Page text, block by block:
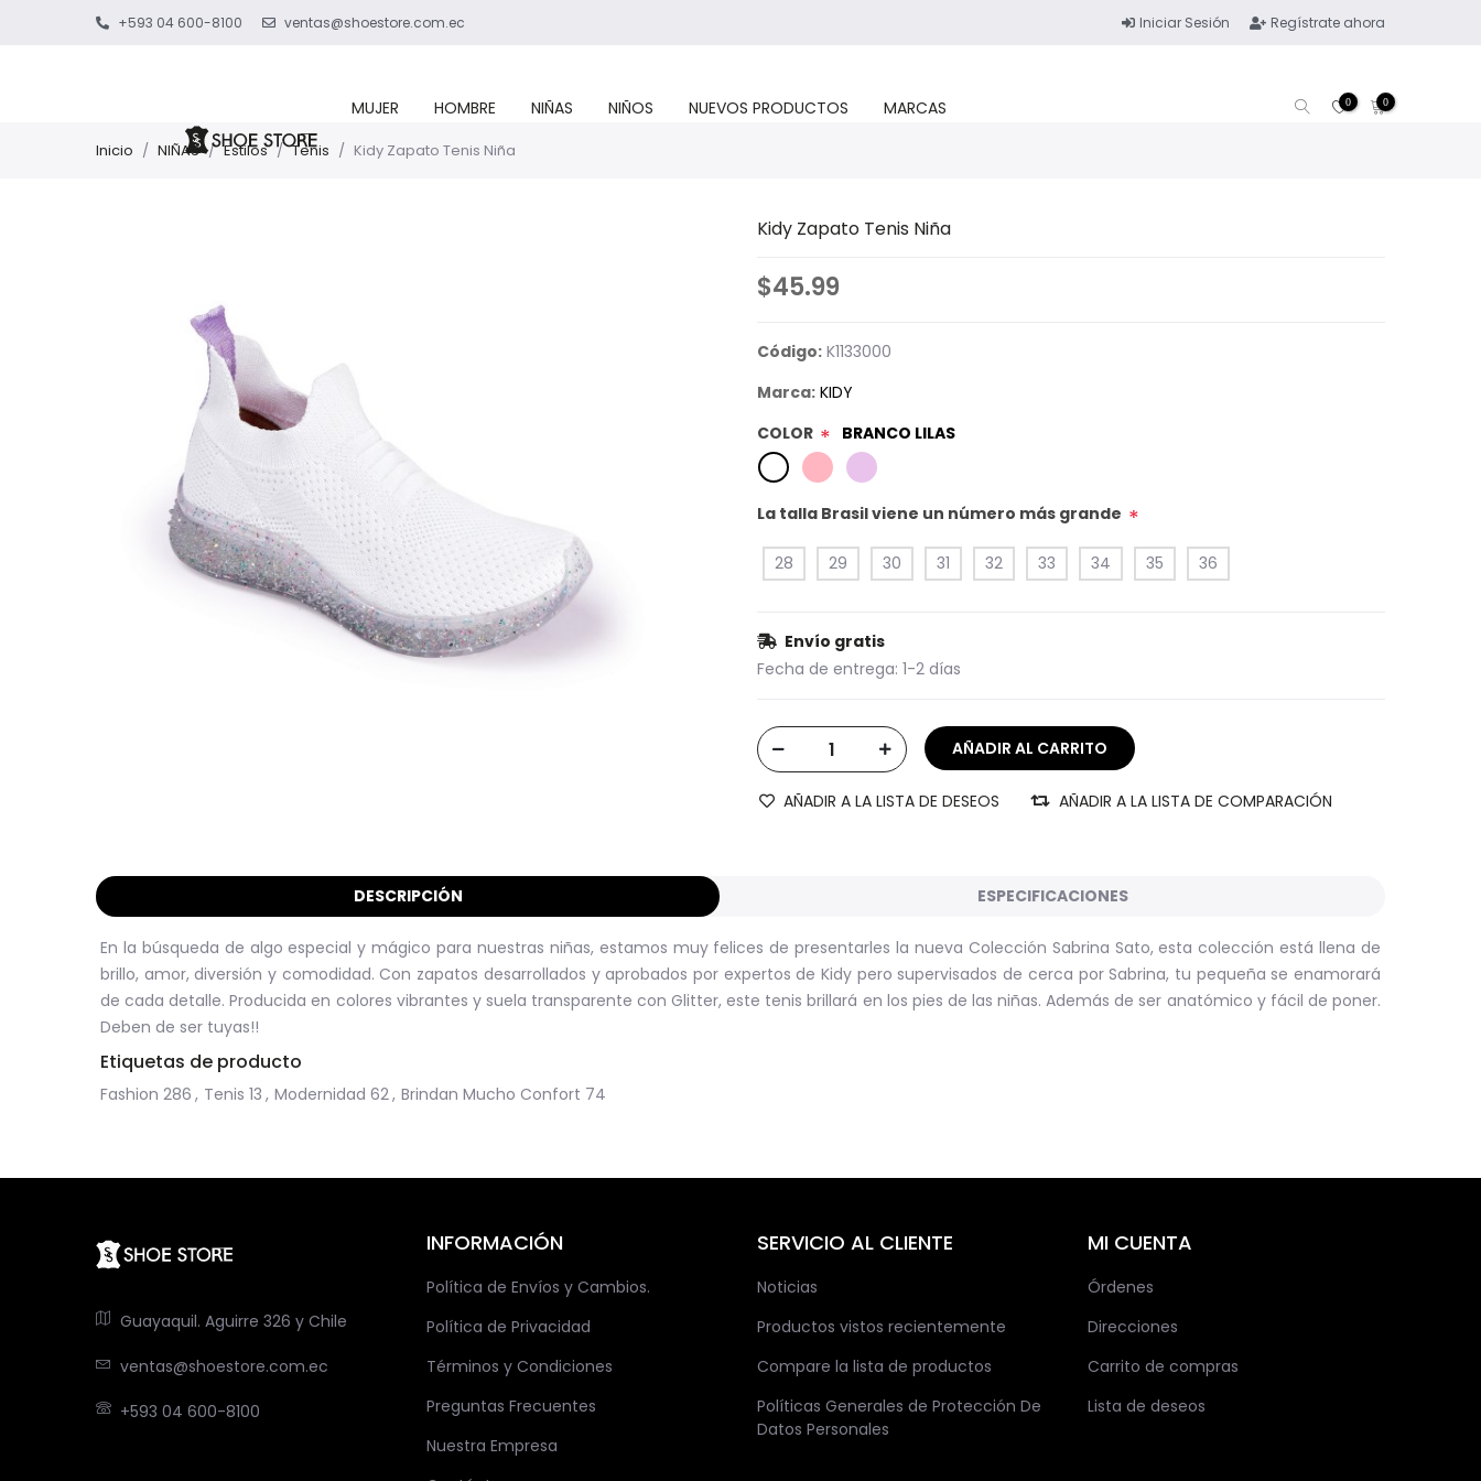
+593 04 600-8100 ventas@shoestore.com.ec Iniciar Sesión Regístrate ahora
MUJER HOMBRE NIÑAS NIÑOS NUEVOS PRODUCTOS MARCAS 0 0
Inicio / NIÑAS / Estilos / Tenis / Kidy Zapato Tenis Niña
Kidy Zapato Tenis Niña
$45.99
Código: K1133000
Marca: KIDY
COLOR * BRANCO LILAS
La talla Brasil viene un número más grande *
28 29 30 31 32 33 34 35 36
Envío gratis
Fecha de entrega: 1-2 días
AÑADIR A LA LISTA DE DESEOS AÑADIR A LA LISTA DE COMPARACIÓN
DESCRIPCIÓN ESPECIFICACIONES
En la búsqueda de algo especial y mágico para nuestras niñas, estamos muy felices de presentarles la nueva Colección Sabrina Sato, esta colección está llena de
brillo, amor, diversión y comodidad. Con zapatos desarrollados y aprobados por expertos de Kidy pero supervisados ​​de cerca por Sabrina, tu pequeña se enamorará
de cada detalle. Producida en colores vibrantes y suela transparente con Glitter, este tenis brillará en los pies de las niñas. Además de ser anatómico y fácil de poner.
Deben de ser tuyas!!
Etiquetas de producto
Fashion 286 , Tenis 13 , Modernidad 62, Brindan Mucho Confort 74
Guayaquil. Aguirre 326 y Chile
ventas@shoestore.com.ec
+593 04 600-8100
INFORMACIÓN
Política de Envíos y Cambios.
Política de Privacidad
Términos y Condiciones
Preguntas Frecuentes
Nuestra Empresa
SERVICIO AL CLIENTE
Noticias
Productos vistos recientemente
Compare la lista de productos
Políticas Generales de Protección De
Datos Personales
MI CUENTA
Órdenes
Direcciones
Carrito de compras
Lista de deseos